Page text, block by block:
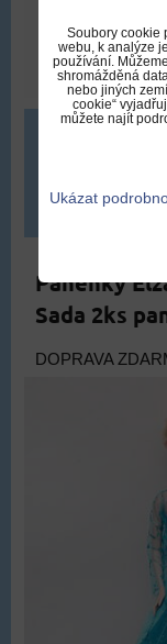
ks
Panenky
Sada 2ks
DOPRAVA
Soubory cookie
webu, k analýze
používání.
shromážděná
nebo jiných
cookie“
můžete najít
Ukázat